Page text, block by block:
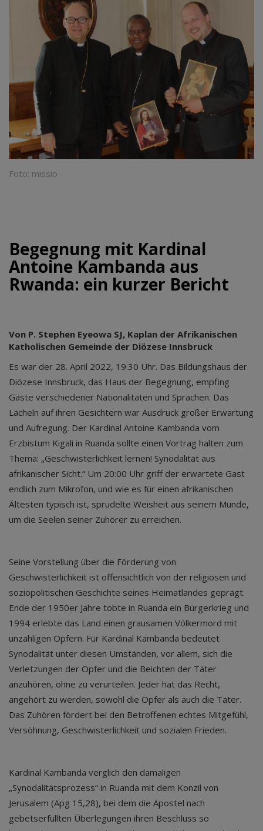
Foto: missio
Begegnung mit Kardinal
Antoine Kambanda aus
Rwanda: ein kurzer Bericht
Von P. Stephen Eyeowa SJ, Kaplan der Afrikanischen
Katholischen Gemeinde der Diözese Innsbruck
Es war der 28. April 2022, 19.30 Uhr. Das Bildungshaus der
Diözese Innsbruck, das Haus der Begegnung, empfing
Gäste verschiedener Nationalitäten und Sprachen. Das
Lächeln auf ihren Gesichtern war Ausdruck großer Erwartung
und Aufregung. Der Kardinal Antoine Kambanda vom
Erzbistum Kigali in Ruanda sollte einen Vortrag halten zum
Thema: „Geschwisterlichkeit lernen! Synodalität aus
afrikanischer Sicht.“ Um 20:00 Uhr griff der erwartete Gast
endlich zum Mikrofon, und wie es für einen afrikanischen
Ältesten typisch ist, sprudelte Weisheit aus seinem Munde,
um die Seelen seiner Zuhörer zu erreichen.
Seine Vorstellung über die Förderung von
Geschwisterlichkeit ist offensichtlich von der religiösen und
soziopolitischen Geschichte seines Heimatlandes geprägt.
Ende der 1950er Jahre tobte in Ruanda ein Bürgerkrieg und
1994 erlebte das Land einen grausamen Völkermord mit
unzähligen Opfern. Für Kardinal Kambanda bedeutet
Synodalität unter diesen Umständen, vor allem, sich die
Verletzungen der Opfer und die Beichten der Täter
anzuhören, ohne zu verurteilen. Jeder hat das Recht,
angehört zu werden, sowohl die Opfer als auch die Täter.
Das Zuhören fördert bei den Betroffenen echtes Mitgefühl,
Versöhnung, Geschwisterlichkeit und sozialen Frieden.
Kardinal Kambanda verglich den damaligen
„Synodalitätsprozess“ in Ruanda mit dem Konzil von
Jerusalem (Apg 15,28), bei dem die Apostel nach
gebetserfüllten Überlegungen ihren Beschluss so